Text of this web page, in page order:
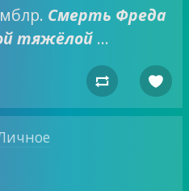
Смерть Фреда
тяжёлой …
 